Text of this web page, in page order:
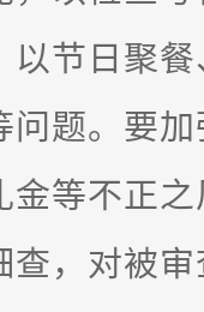
以节日聚
问题。要
金等不正
，对被